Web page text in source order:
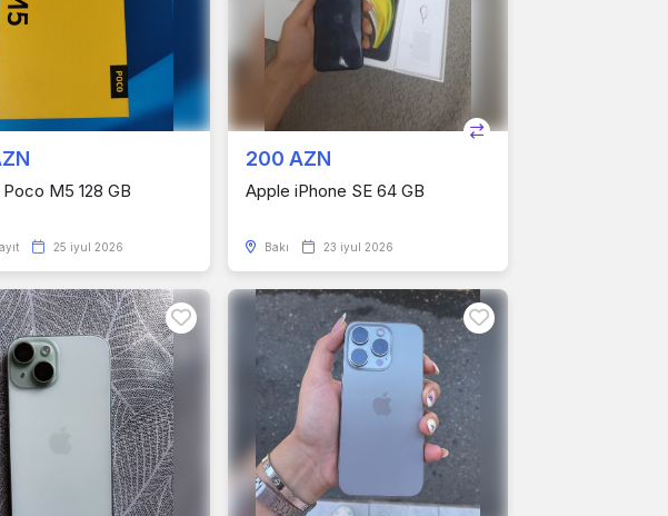
M5 128 GB
25 iyul 2026
200 AZN
Apple iPhone SE 64 GB
Bakı 23 iyul 2026